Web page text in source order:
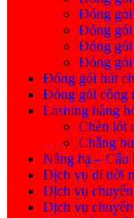
Đóng gói
Đóng gói
Đóng gói
Đóng gói
Đóng gói hút
Đóng gói công
Lashing hàng
Chèn lót
Chằng
Nâng hạ – Cẩu
Dịch vụ di dời
Dịch vụ
Dịch vụ